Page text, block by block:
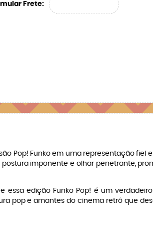
Frete:
Pop! Funko em uma representação fiel
imponente e olhar penetrante,
edição Funko Pop! é um
pop e amantes do cinema retrô que